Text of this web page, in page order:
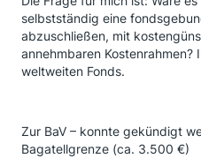
selbstständig eine
abzuschließen, mit
annehmbaren Kostenrahmen?
weltweiten Fonds.
Zur BaV – konnte gekündigt
Bagatellgrenze (ca. 3.500 €)